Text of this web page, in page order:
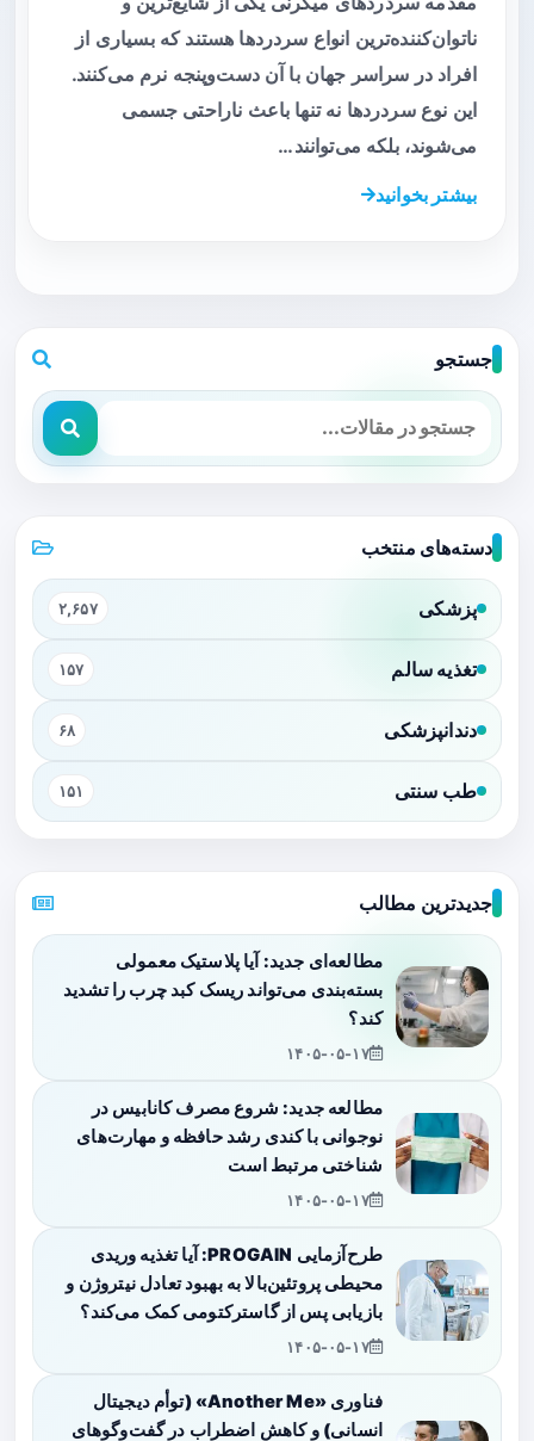
ناتوان‌کننده‌ترین انواع سردردها هستند که بسیاری از
افراد در سراسر جهان با آن دست‌وپنجه نرم می‌کنند.
این نوع سردردها نه تنها باعث ناراحتی جسمی
می‌شوند، بلکه می‌توانند…
بیشتر بخوانید
جستجو
دسته‌های منتخب
پزشکی ۲,۶۵۷
تغذیه سالم ۱۵۷
دندانپزشکی ۶۸
طب سنتی ۱۵۱
جدیدترین مطالب
مطالعه‌ای جدید: آیا پلاستیک معمولی
بسته‌بندی می‌تواند ریسک کبد چرب را تشدید
کند؟
۱۴۰۵-۰۵-۱۷
مطالعه جدید: شروع مصرف کانابیس در
نوجوانی با کندی رشد حافظه و مهارت‌های
شناختی مرتبط است
۱۴۰۵-۰۵-۱۷
طرح‌آزمایی PROGAIN: آیا تغذیه وریدی
محیطی پروتئین‌بالا به بهبود تعادل نیتروژن و
بازیابی پس از گاسترکتومی کمک می‌کند؟
۱۴۰۵-۰۵-۱۷
فناوری «Another Me» (توأم دیجیتال
انسانی) و کاهش اضطراب در گفت‌وگوهای